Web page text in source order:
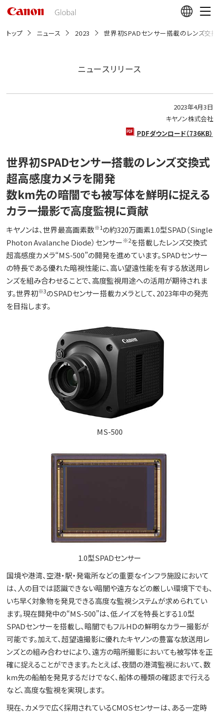
動
トップ ニュース 2023 世界初SPADセンサー搭載のレンズ交
ニュースリリース
2023年4月3日
キヤノン株式会社
PDFダウンロード（736KB）
世界初SPADセンサー搭載のレンズ交換式
超高感度カメラを開発
数km先の暗闇でも被写体を鮮明に捉える
カラー撮影で高度監視に貢献
キヤノンは、世界最高画素数※1の約320万画素1.0型SPAD（Single
Photon Avalanche Diode）センサー※2を搭載したレンズ交換式
超高感度カメラ“MS-500”の開発を進めています。SPADセンサー
の特長である優れた暗視性能に、高い望遠性能を有する放送用レ
ンズを組み合わせることで、高度監視用途への活用が期待されま
す。世界初※3のSPADセンサー搭載カメラとして、2023年中の発売
を目指します。
MS-500
1.0型SPADセンサー
国境や港湾、空港・駅・発電所などの重要なインフラ施設において
は、人の目では認識できない暗闇や遠方などの厳しい環境下でも、
いち早く対象物を発見できる高度な監視システムが求められてい
ます。現在開発中の“MS-500”は、低ノイズを特長とする1.0型
SPADセンサーを搭載し、暗闇でもフルHDの鮮明なカラー撮影が
可能です。加えて、超望遠撮影に優れたキヤノンの豊富な放送用レ
ンズとの組み合わせにより、遠方の暗所撮影においても被写体を正
確に捉えることができます。たとえば、夜間の港湾監視において、数
km先の船舶を発見するだけでなく、船体の種類の確認まで行える
など、高度な監視を実現します。
現在、カメラで広く採用されているCMOSセンサーは、ある一定時